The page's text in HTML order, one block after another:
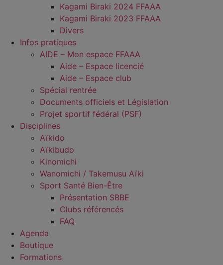
Kagami Biraki 2024 FFAAA
Kagami Biraki 2023 FFAAA
Divers
Infos pratiques
AIDE – Mon espace FFAAA
Aide – Espace licencié
Aide – Espace club
Spécial rentrée
Documents officiels et Législation
Projet sportif fédéral (PSF)
Disciplines
Aïkido
Aïkibudo
Kinomichi
Wanomichi / Takemusu Aïki
Sport Santé Bien-Être
Présentation SBBE
Clubs référencés
FAQ
Agenda
Boutique
Formations